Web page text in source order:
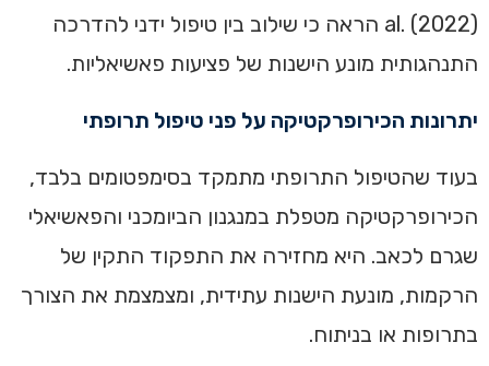
al. (2022) הראה כי שילוב בין טיפול ידני להדרכה
התנהגותית מונע הישנות של פציעות פאשיאליות.
יתרונות הכירופרקטיקה על פני טיפול תרופתי
בעוד שהטיפול התרופתי מתמקד בסימפטומים בלבד,
הכירופרקטיקה מטפלת במנגנון הביומכני והפאשיאלי
שגרם לכאב. היא מחזירה את התפקוד התקין של
הרקמות, מונעת הישנות עתידית, ומצמצמת את הצורך
בתרופות או בניתוח.